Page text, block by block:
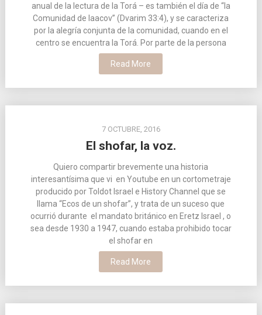
anual de la lectura de la Torá – es también el día de “la
Comunidad de Iaacov” (Dvarim 33:4), y se caracteriza
por la alegría conjunta de la comunidad, cuando en el
centro se encuentra la Torá. Por parte de la persona
Read More
7 OCTUBRE, 2016
El shofar, la voz.
Quiero compartir brevemente una historia
interesantísima que vi en Youtube en un cortometraje
producido por Toldot Israel e History Channel que se
llama “Ecos de un shofar”, y trata de un suceso que
ocurrió durante el mandato británico en Eretz Israel , o
sea desde 1930 a 1947, cuando estaba prohibido tocar
el shofar en
Read More